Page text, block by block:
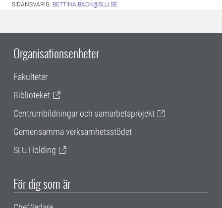
SIDANSVARIG: BETTINA.BACK@SLU.SE
Organisationsenheter
Fakulteter
Biblioteket
Centrumbildningar och samarbetsprojekt
Gemensamma verksamhetsstödet
SLU Holding
För dig som är